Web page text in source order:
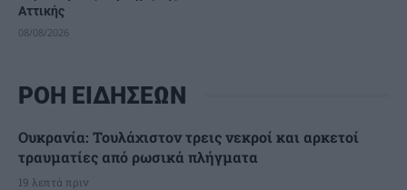
Αττικής
08/08/2026
ΡΟΗ ΕΙΔΗΣΕΩΝ
Ουκρανία: Τουλάχιστον τρεις νεκροί και αρκετοί
τραυματίες από ρωσικά πλήγματα
19 λεπτά πριν